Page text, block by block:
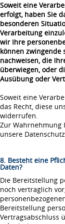
Soweit eine
erfolgt, haben Sie
besonderen
Verarbeitung
wir Ihre
können
nachweisen, die
überwiegen, oder
Ausübung oder
Soweit eine
das Recht, diese
widerrufen.
Zur Wahrnehmung
unsere
8. Besteht eine
Daten?
Die Bereitstellung
noch vertraglich
Bereitstellung
Vertragsabschluss